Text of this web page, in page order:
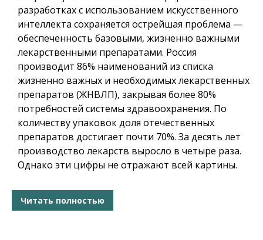
разработках с использованием искусственного
интеллекта сохраняется острейшая проблема —
обеспеченность базовыми, жизненно важными
лекарственными препаратами. Россия
производит 86% наименований из списка
жизненно важных и необходимых лекарственных
препаратов (ЖНВЛП), закрывая более 80%
потребностей системы здравоохранения. По
количеству упаковок доля отечественных
препаратов достигает почти 70%. За десять лет
производство лекарств выросло в четыре раза.
Однако эти цифры не отражают всей картины.
Читать полностью